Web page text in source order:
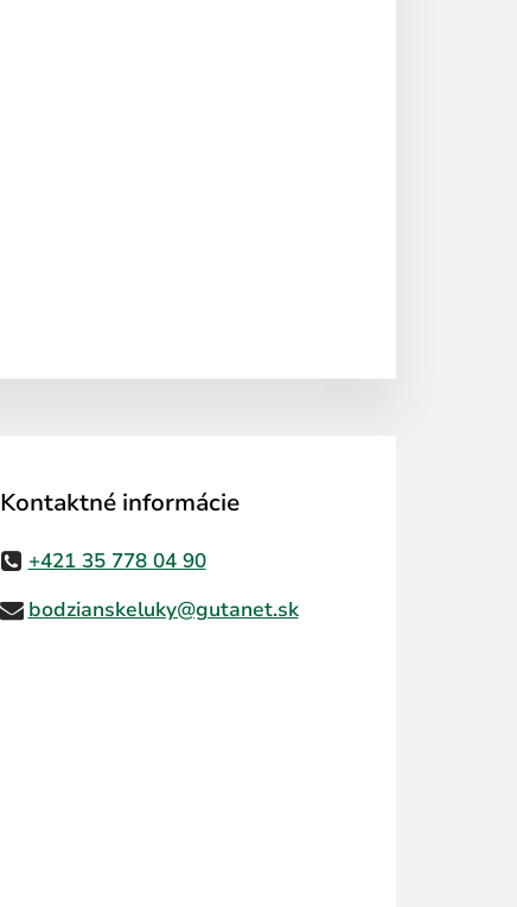
Kontaktné informácie
+421 35 778 04 90
bodzianskeluky@gutanet.sk